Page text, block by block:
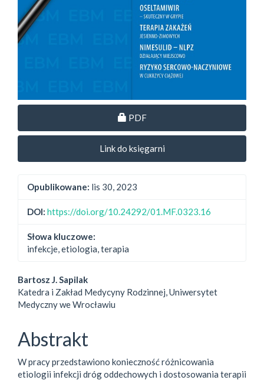
Dostęp przez subskrypcję
PDF
Link do księgarni
Opublikowane: lis 30, 2023
DOI: https://doi.org/10.24292/01.MF.0323.16
Słowa kluczowe:
infekcje, etiologia, terapia
Bartosz J. Sapilak
Katedra i Zakład Medycyny Rodzinnej, Uniwersytet
Medyczny we Wrocławiu
Abstrakt
W pracy przedstawiono konieczność różnicowania
etiologii infekcji dróg oddechowych i dostosowania terapii